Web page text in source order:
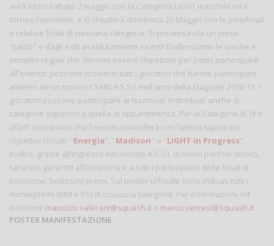
avrà inizio sabato 7 maggio con la Categoria LIGHT maschile ed il
torneo Femminile, e si chiuderà domenica 29 Maggio con le semifinali
e relative finali di ciascuna categoria. Si preannuncia un mese
"caldo" e dagli esiti assolutamente incerti! Evidenziamo le uniche e
semplici regole che devono essere rispettate per poter partecipare
all'evento: possono iscriversi tutti i giocatori che hanno partecipato
almeno ad un torneo CSAIN A.S.S.I. nell'arco della stagione 2010-11; i
giocatori possono partecipare ai Nazionali Individuali anche di
categorie superiori a quella di appartenenza. Per le Categorie III, IV e
LIGHT ricordiamo che l'evento coinciderà con l’ultima tappa dei
rispettivi circuiti: "Energia ", "Madison " e "LIGHT in Progress ".
Inoltre, grazie all’ingresso nel mondo A.S.S.I. di nuovi partner tecnici,
saranno garantiti all’iscrizione e a tutti i partecipanti delle finali di
posizione, bellissimi premi. Sul poster ufficiale sono indicati tutti i
montepremi (MM e RS) di ciascuna categoria. Per informazioni ed
iscrizioni: maurizio.valerani@squash.it e marco.vercesi@squash.it
POSTER MANIFESTAZIONE